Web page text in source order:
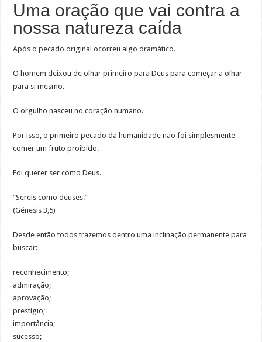
Uma oração que vai contra a
nossa natureza caída
Após o pecado original ocorreu algo dramático.
O homem deixou de olhar primeiro para Deus para começar a olhar
para si mesmo.
O orgulho nasceu no coração humano.
Por isso, o primeiro pecado da humanidade não foi simplesmente
comer um fruto proibido.
Foi querer ser como Deus.
“Sereis como deuses.”
(Génesis 3,5)
Desde então todos trazemos dentro uma inclinação permanente para
buscar:
reconhecimento;
admiração;
aprovação;
prestígio;
importância;
sucesso;